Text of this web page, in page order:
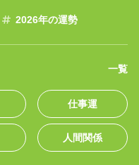
2026年の運勢
一覧
仕事運
人間関係